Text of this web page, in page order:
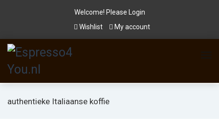
Welcome! Please
Login
Wishlist
My account
authentieke Italiaanse koffie